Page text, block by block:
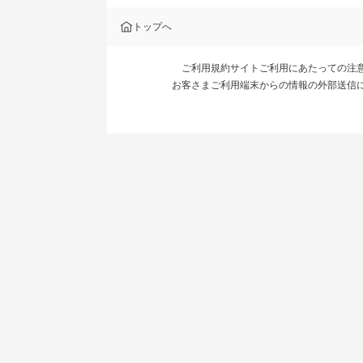
トップへ
ご利用規約サイトご利用にあたっての注
お客さまご利用端末からの情報の外部送信